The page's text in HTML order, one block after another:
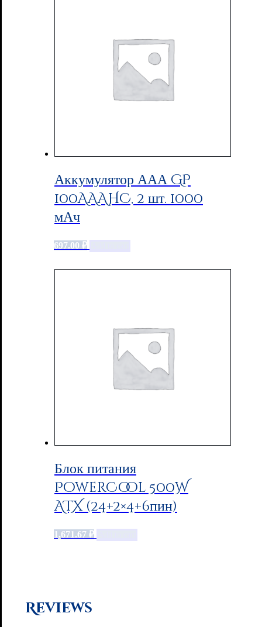
Аккумулятор ААА GP
100AAAHC, 2 шт. 1000
мАч
697.00 ₽
Блок питания
PowerCool 500W
ATX (24+2×4+6пин)
1,671.67 ₽
Reviews